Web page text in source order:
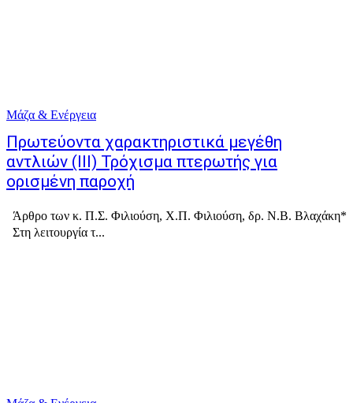
Μάζα & Ενέργεια
Πρωτεύοντα χαρακτηριστικά μεγέθη
αντλιών (ΙΙΙ) Τρόχισμα πτερωτής για
ορισμένη παροχή
Στη λειτουργία τ...